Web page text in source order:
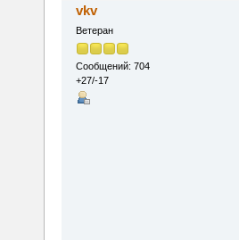
vkv
Ветеран
Сообщений: 704
+27/-17